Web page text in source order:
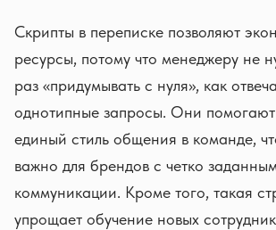
Скрипты в переписке позволяют
ресурсы, потому что менеджеру не
раз «придумывать с нуля», как
однотипные запросы. Они
единый стиль общения в команде,
важно для брендов с четко
коммуникации. Кроме того, такая
упрощает обучение новых